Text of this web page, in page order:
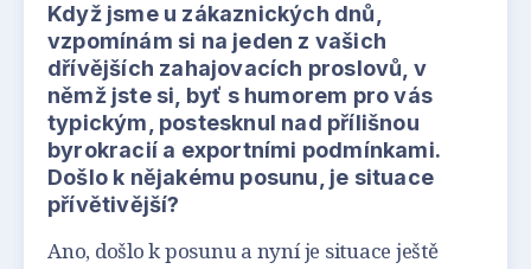
Když jsme u zákaznických dnů,
vzpomínám si na jeden z vašich
dřívějších zahajovacích proslovů, v
němž jste si, byť s humorem pro vás
typickým, postesknul nad přílišnou
byrokracií a exportními podmínkami.
Došlo k nějakému posunu, je situace
přívětivější?
Ano, došlo k posunu a nyní je situace ještě